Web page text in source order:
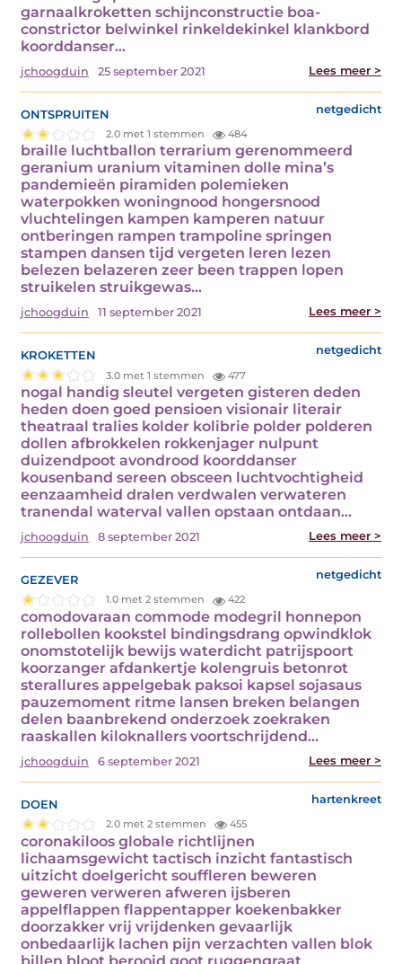
garnaalkroketten schijnconstructie boa-
constrictor belwinkel rinkeldekinkel klankbord
koorddanser…
jchoogduin 25 september 2021 Lees meer >
ontspruiten netgedicht
2.0 met 1 stemmen 484
braille luchtballon terrarium gerenommeerd
geranium uranium vitaminen dolle mina’s
pandemieën piramiden polemieken
waterpokken woningnood hongersnood
vluchtelingen kampen kamperen natuur
ontberingen rampen trampoline springen
stampen dansen tijd vergeten leren lezen
belezen belazeren zeer been trappen lopen
struikelen struikgewas…
jchoogduin 11 september 2021 Lees meer >
kroketten netgedicht
3.0 met 1 stemmen 477
nogal handig sleutel vergeten gisteren deden
heden doen goed pensioen visionair literair
theatraal tralies kolder kolibrie polder polderen
dollen afbrokkelen rokkenjager nulpunt
duizendpoot avondrood koorddanser
kousenband sereen obsceen luchtvochtigheid
eenzaamheid dralen verdwalen verwateren
tranendal waterval vallen opstaan ontdaan…
jchoogduin 8 september 2021 Lees meer >
gezever netgedicht
1.0 met 2 stemmen 422
comodovaraan commode modegril honnepon
rollebollen kookstel bindingsdrang opwindklok
onomstotelijk bewijs waterdicht patrijspoort
koorzanger afdankertje kolengruis betonrot
sterallures appelgebak paksoi kapsel sojasaus
pauzemoment ritme lansen breken belangen
delen baanbrekend onderzoek zoekraken
raaskallen kiloknallers voortschrijdend…
jchoogduin 6 september 2021 Lees meer >
doen hartenkreet
2.0 met 2 stemmen 455
coronakiloos globale richtlijnen
lichaamsgewicht tactisch inzicht fantastisch
uitzicht doelgericht souffleren beweren
geweren verweren afweren ijsberen
appelflappen flappentapper koekenbakker
doorzakker vrij vrijdenken gevaarlijk
onbedaarlijk lachen pijn verzachten vallen blok